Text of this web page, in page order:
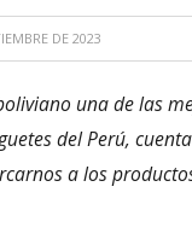
DE 2023
una de las
del Perú,
a los